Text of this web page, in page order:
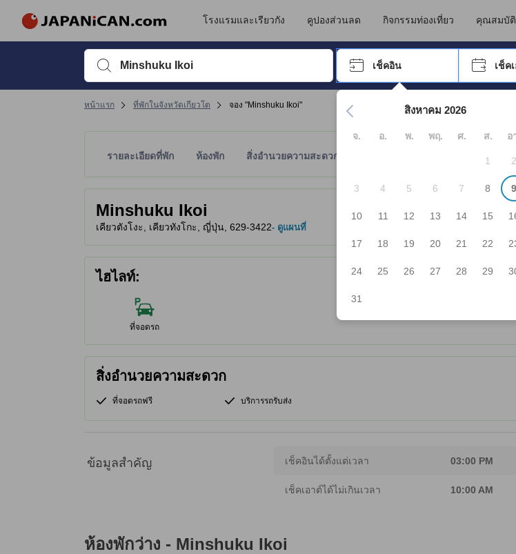
โรงแรมและเรียวกัง คูปองส่วนลด กิจกรรมท่องเที่ยว คุณสมบัติ
พิมพ์ชื่อที่พักหรือคำที่ต้องการค้นหา จากนั้นใช้ปุ่มลูกศรหรือปุ่ม Tab เพื่อเลื่อนหาคำที่ต้องการ แล้วกดปุ่ม Enter เพื่
เช็คอิน เช็ค
กด Enter เพื่อเลือกวันที่ ใช้ปุ่มลูกศรเพื่อเลื
สิงหาคม 2026
จ. อ. พ. พฤ. ศ. ส. อ
1 2
3 4 5 6 7 8 9
10 11 12 13 14 15
17 18 19 20 21 22
24 25 26 27 28 29
31
หน้าแรก ที่พักในจังหวัดเกียวโต จอง "Minshuku Ikoi"
รายละเอียดที่พัก ห้องพัก สิ่งอำนวยความสะดวก นโยบายที่พัก
Minshuku Ikoi
พาร์ทเนอร์ไซต์เป็นผู้กำหนดระดับดาวเพื่อเป็นแนวทางให้ผู้เข้าพักทราบถึงความสะดวกสบายและสิ่งอำน
เคียวตังโงะ, เคียวทังโกะ, ญี่ปุ่น, 629-3422- ดูแผนที่
ไฮไลท์:
ที่จอดรถ
สิ่งอำนวยความสะดวก
ที่จอดรถฟรี บริการรถรับส่ง
ข้อมูลสำคัญ เช็คอินได้ตั้งแต่เวลา 03:00 PM
เช็คเอาต์ได้ไม่เกินเวลา 10:00 AM
ห้องพักว่าง - Minshuku Ikoi